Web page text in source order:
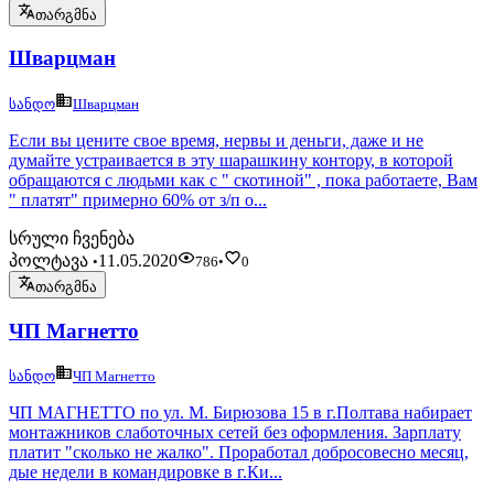
თარგმნა
Шварцман
სანდო Шварцман
Если вы цените свое время, нервы и деньги, даже и не
думайте устраивается в эту шарашкину контору, в которой
обращаются с людьми как с " скотиной" , пока работаете, Вам
" платят" примерно 60% от з/п о...
სრული ჩვენება
პოლტავა •11.05.2020 786•
0
თარგმნა
ЧП Магнетто
სანდო ЧП Магнетто
ЧП МАГНЕТТО по ул. М. Бирюзова 15 в г.Полтава набирает
монтажников слаботочных сетей без оформления. Зарплату
платит "сколько не жалко". Проработал добросовесно месяц,
дые недели в командировке в г.Ки...